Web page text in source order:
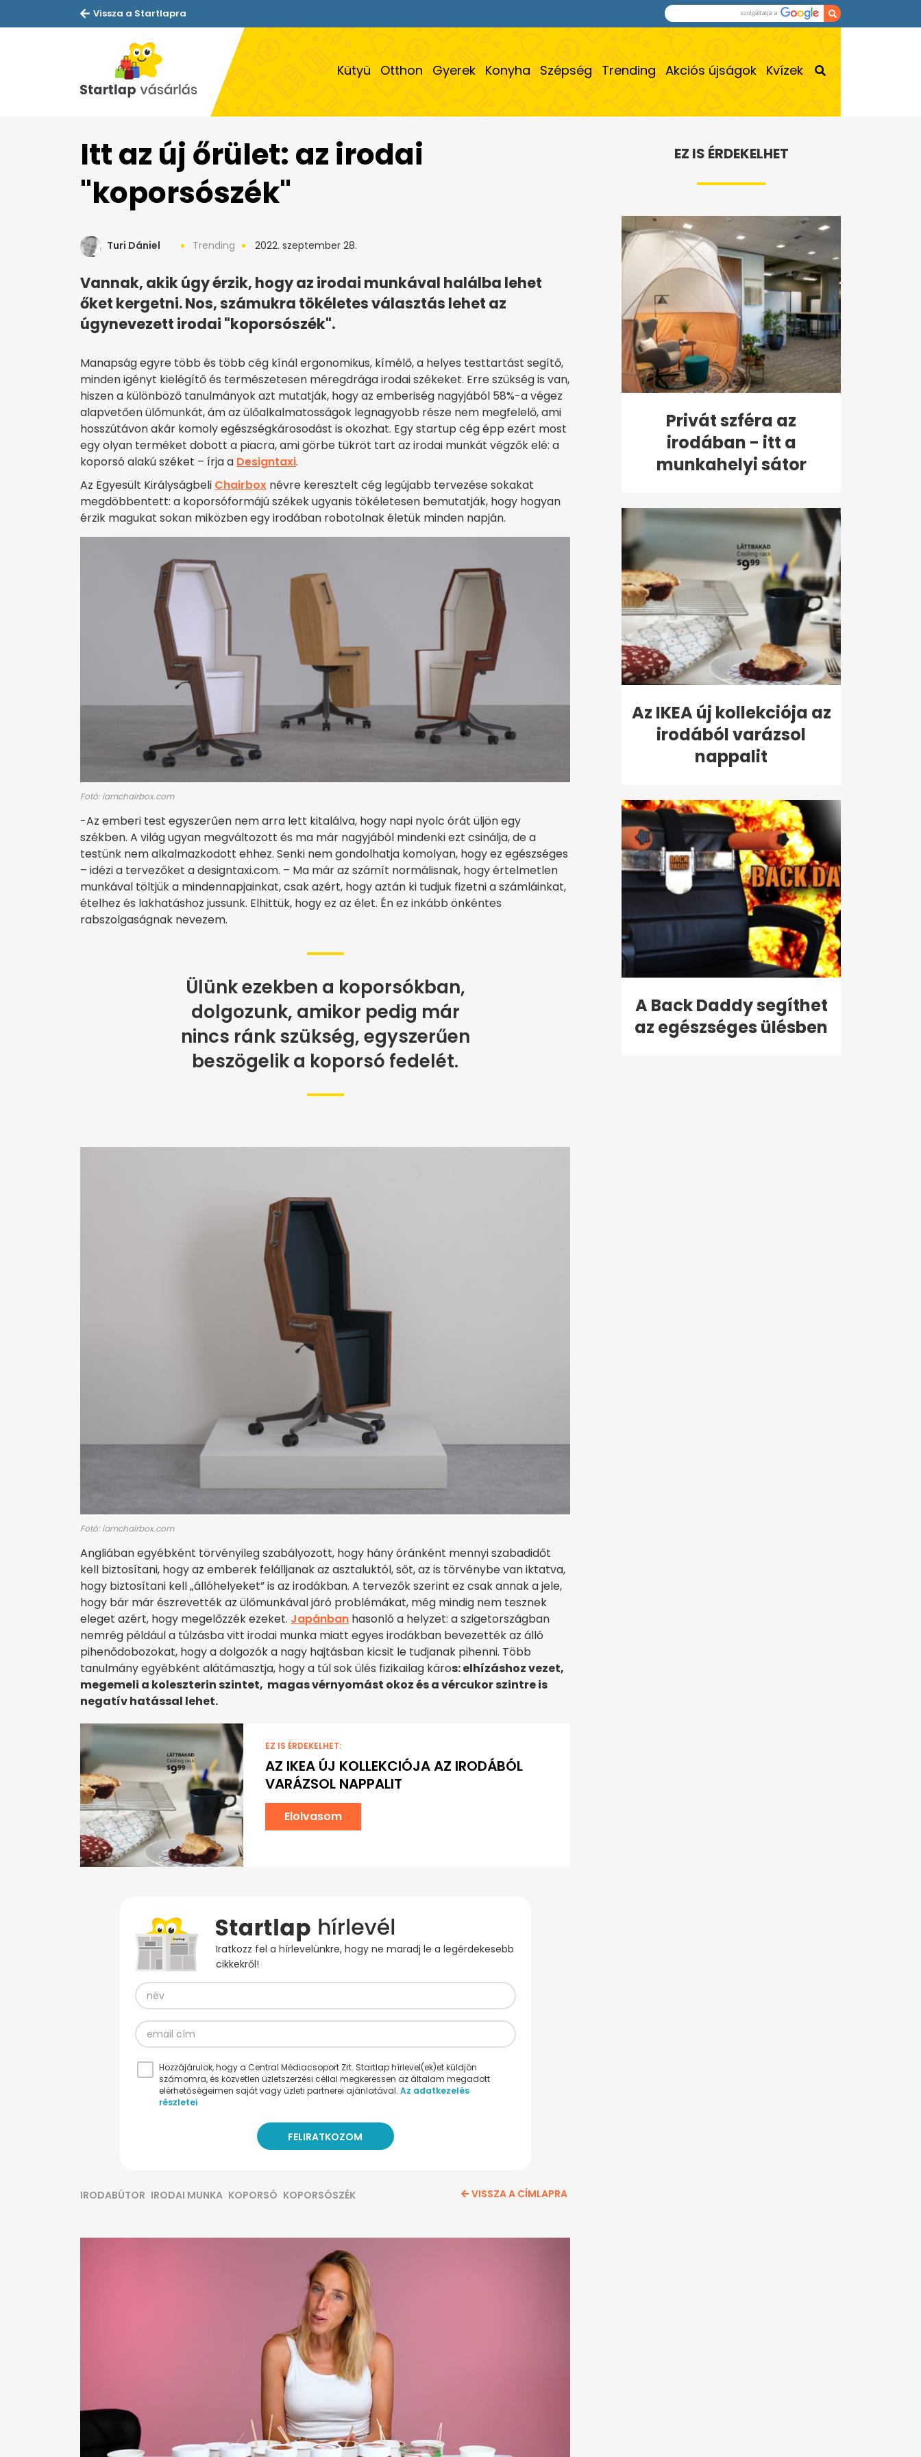
Vissza a Startlapra
Kütyü Otthon Gyerek Konyha Szépség Trending Akciós újságok Kvízek
Itt az új őrület: az irodai
"koporsószék"
Turi Dániel Trending 2022. szeptember 28.
Vannak, akik úgy érzik, hogy az irodai munkával halálba lehet
őket kergetni. Nos, számukra tökéletes választás lehet az
úgynevezett irodai "koporsószék".
Manapság egyre több és több cég kínál ergonomikus, kímélő, a helyes testtartást segítő,
minden igényt kielégítő és természetesen méregdrága irodai székeket. Erre szükség is van,
hiszen a különböző tanulmányok azt mutatják, hogy az emberiség nagyjából 58%-a végez
alapvetően ülőmunkát, ám az ülőalkalmatosságok legnagyobb része nem megfelelő, ami
hosszútávon akár komoly egészségkárosodást is okozhat. Egy startup cég épp ezért most
egy olyan terméket dobott a piacra, ami görbe tükröt tart az irodai munkát végzők elé: a
koporsó alakú széket – írja a Designtaxi.
Az Egyesült Királyságbeli Chairbox névre keresztelt cég legújabb tervezése sokakat
megdöbbentett: a koporsóformájú székek ugyanis tökéletesen bemutatják, hogy hogyan
érzik magukat sokan miközben egy irodában robotolnak életük minden napján.
Fotó: iamchairbox.com
-Az emberi test egyszerűen nem arra lett kitalálva, hogy napi nyolc órát üljön egy
székben. A világ ugyan megváltozott és ma már nagyjából mindenki ezt csinálja, de a
testünk nem alkalmazkodott ehhez. Senki nem gondolhatja komolyan, hogy ez egészséges
– idézi a tervezőket a designtaxi.com. – Ma már az számít normálisnak, hogy értelmetlen
munkával töltjük a mindennapjainkat, csak azért, hogy aztán ki tudjuk fizetni a számláinkat,
ételhez és lakhatáshoz jussunk. Elhittük, hogy ez az élet. Én ez inkább önkéntes
rabszolgaságnak nevezem.
Ülünk ezekben a koporsókban,
dolgozunk, amikor pedig már
nincs ránk szükség, egyszerűen
beszögelik a koporsó fedelét.
Fotó: iamchairbox.com
Angliában egyébként törvényileg szabályozott, hogy hány óránként mennyi szabadidőt
kell biztosítani, hogy az emberek felálljanak az asztaluktól, sőt, az is törvénybe van iktatva,
hogy biztosítani kell „állóhelyeket” is az irodákban. A tervezők szerint ez csak annak a jele,
hogy bár már észrevették az ülőmunkával járó problémákat, még mindig nem tesznek
eleget azért, hogy megelőzzék ezeket. Japánban hasonló a helyzet: a szigetországban
nemrég például a túlzásba vitt irodai munka miatt egyes irodákban bevezették az álló
pihenődobozokat, hogy a dolgozók a nagy hajtásban kicsit le tudjanak pihenni. Több
tanulmány egyébként alátámasztja, hogy a túl sok ülés fizikailag káros: elhízáshoz vezet,
megemeli a koleszterin szintet, magas vérnyomást okoz és a vércukor szintre is
negatív hatással lehet.
EZ IS ÉRDEKELHET:
AZ IKEA ÚJ KOLLEKCIÓJA AZ IRODÁBÓL
VARÁZSOL NAPPALIT
Elolvasom
Iratkozz fel a hírlevelünkre, hogy ne maradj le a legérdekesebb
cikkekről!
Hozzájárulok, hogy a Central Médiacsoport Zrt. Startlap hírlevel(ek)et küldjön
számomra, és közvetlen üzletszerzési céllal megkeressen az általam megadott
elérhetőségeimen saját vagy üzleti partnerei ajánlatával. Az adatkezelés
részletei
IRODABÚTOR IRODAI MUNKA KOPORSÓ KOPORSÓSZÉK VISSZA A CÍMLAPRA
EZ IS ÉRDEKELHET
Privát szféra az
irodában - itt a
munkahelyi sátor
Az IKEA új kollekciója az
irodából varázsol
nappalit
A Back Daddy segíthet
az egészséges ülésben